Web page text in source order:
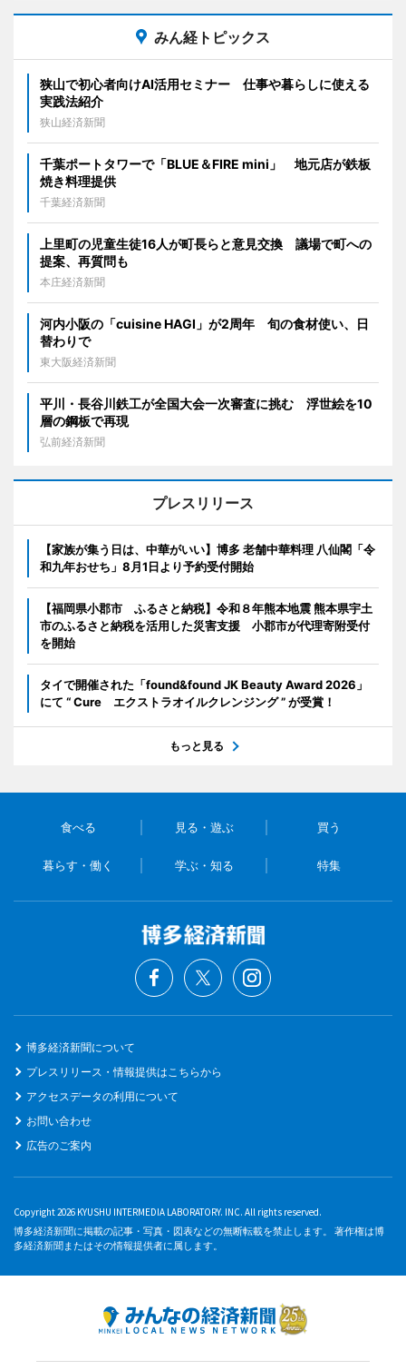
みん経トピックス
狭山で初心者向けAI活用セミナー 仕事や暮らしに使える
実践法紹介
狭山経済新聞
千葉ポートタワーで「BLUE＆FIRE mini」 地元店が鉄板
焼き料理提供
千葉経済新聞
上里町の児童生徒16人が町長らと意見交換 議場で町への
提案、再質問も
本庄経済新聞
河内小阪の「cuisine HAGI」が2周年 旬の食材使い、日
替わりで
東大阪経済新聞
平川・長谷川鉄工が全国大会一次審査に挑む 浮世絵を10
層の鋼板で再現
弘前経済新聞
プレスリリース
【家族が集う日は、中華がいい】博多 老舗中華料理 八仙閣「令
和九年おせち」8月1日より予約受付開始
【福岡県小郡市 ふるさと納税】令和８年熊本地震 熊本県宇土
市のふるさと納税を活用した災害支援 小郡市が代理寄附受付
を開始
タイで開催された「found&found JK Beauty Award 2026」
にて “ Cure エクストラオイルクレンジング ” が受賞！
もっと見る
食べる 見る・遊ぶ 買う
暮らす・働く 学ぶ・知る 特集
博多経済新聞について
プレスリリース・情報提供はこちらから
アクセスデータの利用について
お問い合わせ
広告のご案内
Copyright 2026 KYUSHU INTERMEDIA LABORATORY. INC. All rights reserved.
博多経済新聞に掲載の記事・写真・図表などの無断転載を禁止します。 著作権は博
多経済新聞またはその情報提供者に属します。